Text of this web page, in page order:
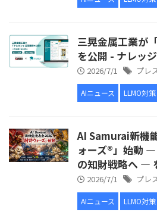
三晃金属工業が
を公開 - ナレッ
2026/7/1 プレ
AIニュース LLMO対策
AI Samurai新機
ォーズ®」始動
の知財戦略へ ―
2026/7/1 プレ
AIニュース LLMO対策